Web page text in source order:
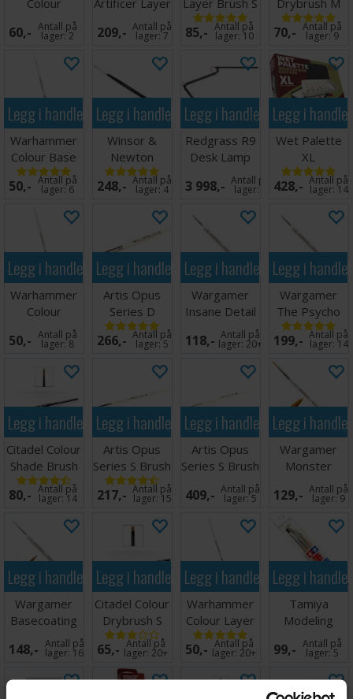
Drybrush M
60,- Antall på
lager:2
Brush X-Small
209,- Antall på
lager:7 85,- Antall på
lager: 10 70,- Antall på
lager:9
Legg i handlekurven
Warhammer
Colour Base
Brush S
50,- Antall på
lager:6
Legg i handlekurven
Winsor &
Newton
Series 7
størrelse 00
248,- Antall på
lager:4
Legg i handlekurven
Redgrass R9
Desk Lamp
3 998,- Antall på
lager:
Legg i
Wet Palette
XL
Wargamers
Edition
428,- Antall på
lager: 14
Legg i handlekurven
Warhammer
Colour
Drybrush S
50,- Antall på
lager:8
Legg i handlekurven
Artis Opus
Series D
Drybrush M
266,- Antall på
lager:5
Legg i handlekurven
Wargamer
Insane Detail
Brush
118,- Antall på
lager:20+
Legg i
Wargamer
The Psycho
Brush
199,- Antall på
lager: 14
Legg i handlekurven
Citadel Colour
Shade Brush
M
80,- Antall på
lager: 14
Legg i handlekurven
Artis Opus
Series S Brush
0
217,- Antall på
lager: 15
Legg i handlekurven
Artis Opus
Series S Brush
3
409,- Antall på
lager:5
Legg i
Wargamer
Monster
Brush
129,- Antall på
lager:9
Legg i handlekurven
Wargamer
Basecoating
Brush
148,- Antall på
lager: 16
Legg i handlekurven
Citadel Colour
Drybrush S
65,- Antall på
lager:20+
Legg i handlekurven
Warhammer
Colour Layer
Brush M
50,- Antall på
lager:20+
Legg i
Tamiya
Modeling
Brush Basic
Sett 3 stk
99,- Antall på
lager:5